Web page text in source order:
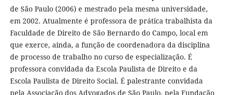
de São Paulo (2006) e mestrado pela mesma universidade,
em 2002. Atualmente é professora de prática trabalhista da
Faculdade de Direito de São Bernardo do Campo, local em
que exerce, ainda, a função de coordenadora da disciplina
de processo de trabalho no curso de especialização. É
professora convidada da Escola Paulista de Direito e da
Escola Paulista de Direito Social. É palestrante convidada
pela Associação dos Advogados de São Paulo, pela Fundação